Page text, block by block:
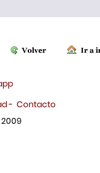
- Contacto